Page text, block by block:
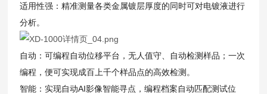
适用性强：精准测量各类金属镀层厚度的同时可对电镀液进行
分析。
自动：可编程自动位移平台，无人值守、自动检测样品；一次
编程，便可实现成百上千个样品点的高效检测。
智能：实现自动AI影像智能寻点，编程档案自动匹配测试位